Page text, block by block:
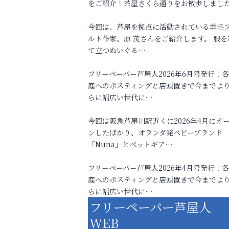
をご紹介！茶屋さくら通りをお散歩しまし
今回は、芦屋を拠点に活動されている羊毛
ルト作家、原 茂さんをご紹介します。 服を
て立つぬいぐる…
フリーペーパー芦屋人2026年6月号発行！
庭へのポスティングと店頭置きで今までよ
らに幅広い世代に…
今回は阪急芦屋川駅近くに2026年4月にオ
ンしたばかり、オランダ発ベビーブランド
「Nuna」とペットギア…
フリーペーパー芦屋人2026年4月号発行！
庭へのポスティングと店頭置きで今までよ
らに幅広い世代に…
フリーペーパー芦屋人
WEB